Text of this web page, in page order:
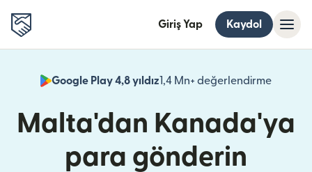
Giriş Yap Kaydol
Google Play 4,8 yıldız1,4 Mn+ değerlendirme
Malta'dan Kanada'ya
para gönderin